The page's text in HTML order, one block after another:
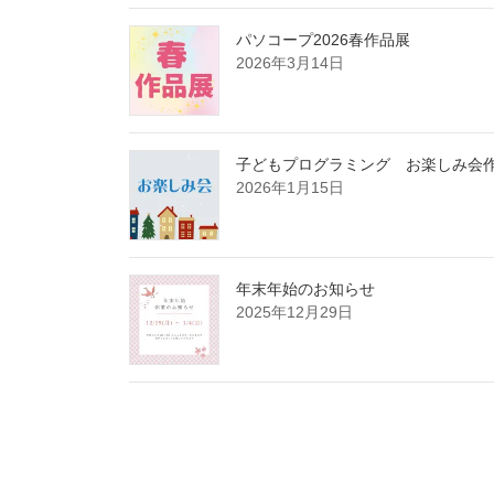
パソコープ2026春作品展
2026年3月14日
子どもプログラミング お楽しみ会
2026年1月15日
年末年始のお知らせ
2025年12月29日